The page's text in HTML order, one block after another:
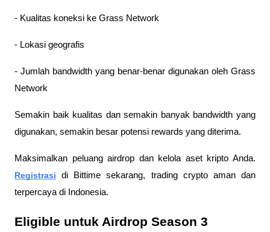
- Kualitas koneksi ke Grass Network
- Lokasi geografis
- Jumlah bandwidth yang benar-benar digunakan oleh Grass
Network
Semakin baik kualitas dan semakin banyak bandwidth yang
digunakan, semakin besar potensi rewards yang diterima.
Registrasi di Bittime sekarang, trading crypto aman dan
terpercaya di Indonesia.
Eligible untuk Airdrop Season 3